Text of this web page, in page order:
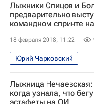
Юлия Чепалова
Лыжники Спицов и
предварительно
командном спринте
18 февраля 2018, 11:22
Юрий Чарковский
Лыжные гонки -
Олимпийские игры
Лыжница
когда узнала, что
эстафеты на ОИ